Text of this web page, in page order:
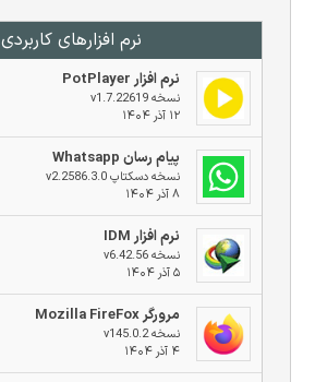
نرم افزار‌های کاربردی
نرم افزار PotPlayer
نسخه v1.7.22619
۱۲ آذر ۱۴۰۴
پیام رسان Whatsapp
نسخه دسکتاپ v2.2586.3.0
۸ آذر ۱۴۰۴
نرم افزار IDM
نسخه v6.42.56
۵ آذر ۱۴۰۴
مرورگر Mozilla FireFox
نسخه v145.0.2
۴ آذر ۱۴۰۴